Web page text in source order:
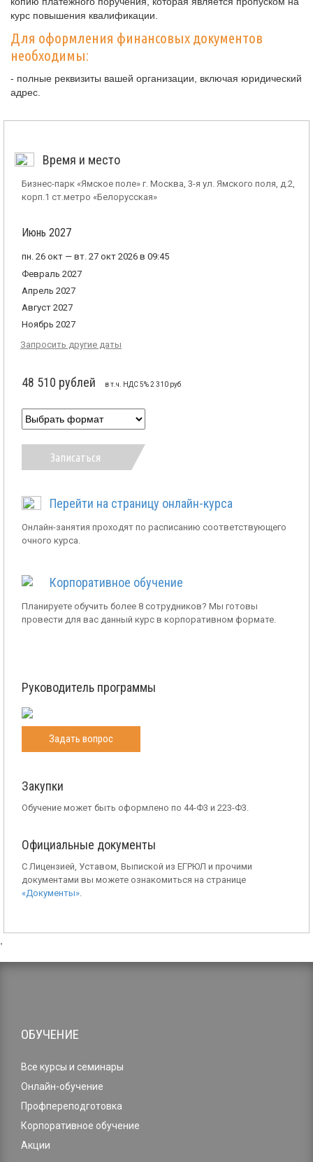
курс повышения квалификации.
Для оформления финансовых документов
необходимы:
- полные реквизиты вашей организации, включая юридический
адрес.
Время и место
Бизнес-парк «Ямское поле» г. Москва, 3-я ул. Ямского поля, д.2,
корп.1 ст.метро «Белорусская»
Июнь 2027
пн. 26 окт — вт. 27 окт 2026 в 09:45
Февраль 2027
Апрель 2027
Август 2027
Ноябрь 2027
Запросить другие даты
48 510 рублей в т.ч. НДС 5% 2 310 руб
Записаться
Перейти на страницу онлайн-курса
Онлайн-занятия проходят по расписанию соответствующего
очного курса.
Корпоративное обучение
Планируете обучить более 8 сотрудников? Мы готовы
провести для вас данный курс в корпоративном формате.
Руководитель программы
Задать вопрос
Закупки
Обучение может быть оформлено по 44-Ф3 и 223-Ф3.
Официальные документы
С Лицензией, Уставом, Выпиской из ЕГРЮЛ и прочими
документами вы можете ознакомиться на странице
«Документы».
ОБУЧЕНИЕ
Все курсы и семинары
Онлайн-обучение
Профпереподготовка
Корпоративное обучение
Акции